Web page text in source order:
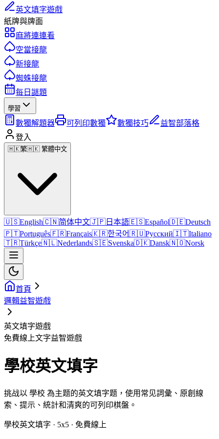
英文填字遊戲
紙牌與牌面
麻將連連看
空當接龍
新接龍
蜘蛛接龍
每日謎題
學習
數獨解題器 可列印數獨 數獨技巧
益智部落格
登入
🇭🇰繁🇭🇰 繁體中文
🇺🇸English🇨🇳简体中文🇯🇵 日本語🇪🇸Español🇩🇪Deutsch
🇵🇹Português🇫🇷Français🇰🇷한국어🇷🇺Русский🇮🇹Italiano
🇹🇷Türkçe🇳🇱Nederlands🇸🇪Svenska🇩🇰Dansk🇳🇴Norsk
首頁
邏輯益智遊戲
英文填字遊戲
免費線上文字益智遊戲
學校英文填字
挑战以 學校 為主题的英文填字题，使用常见詞彙、原創線
索、提示、統計和清爽的可列印棋盤。
學校英文填字 · 5x5 · 免費線上